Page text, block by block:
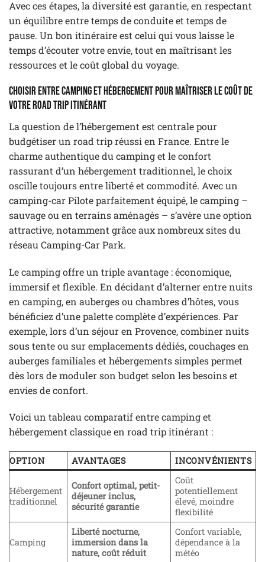
Avec ces étapes, la diversité est garantie, en respectant
un équilibre entre temps de conduite et temps de
pause. Un bon itinéraire est celui qui vous laisse le
temps d’écouter votre envie, tout en maîtrisant les
ressources et le coût global du voyage.
Choisir entre camping et hébergement pour maîtriser le coût de
votre road trip itinérant
La question de l’hébergement est centrale pour
budgétiser un road trip réussi en France. Entre le
charme authentique du camping et le confort
rassurant d’un hébergement traditionnel, le choix
oscille toujours entre liberté et commodité. Avec un
camping-car Pilote parfaitement équipé, le camping –
sauvage ou en terrains aménagés – s’avère une option
attractive, notamment grâce aux nombreux sites du
réseau Camping-Car Park.
Le camping offre un triple avantage : économique,
immersif et flexible. En décidant d’alterner entre nuits
en camping, en auberges ou chambres d’hôtes, vous
bénéficiez d’une palette complète d’expériences. Par
exemple, lors d’un séjour en Provence, combiner nuits
sous tente ou sur emplacements dédiés, couchages en
auberges familiales et hébergements simples permet
dès lors de moduler son budget selon les besoins et
envies de confort.
Voici un tableau comparatif entre camping et
hébergement classique en road trip itinérant :
OPTION AVANTAGES INCONVÉNIENTS
Hébergement
traditionnel
Confort optimal, petit-
déjeuner inclus,
sécurité garantie
Coût
potentiellement
élevé, moindre
flexibilité
Camping
Liberté nocturne,
immersion dans la
nature, coût réduit
Confort variable,
dépendance à la
météo